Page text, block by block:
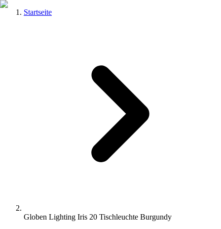
Startseite
Globen Lighting Iris 20 Tischleuchte Burgundy